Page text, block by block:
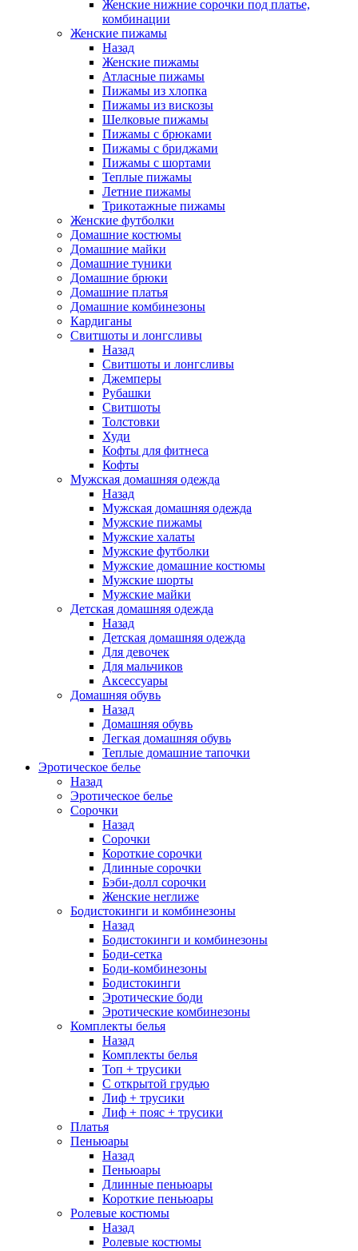
Женские нижние сорочки под платье,
комбинации
Женские пижамы
Назад
Женские пижамы
Атласные пижамы
Пижамы из хлопка
Пижамы из вискозы
Шелковые пижамы
Пижамы с брюками
Пижамы с бриджами
Пижамы с шортами
Теплые пижамы
Летние пижамы
Трикотажные пижамы
Женские футболки
Домашние костюмы
Домашние майки
Домашние туники
Домашние брюки
Домашние платья
Домашние комбинезоны
Кардиганы
Свитшоты и лонгсливы
Назад
Свитшоты и лонгсливы
Джемперы
Рубашки
Свитшоты
Толстовки
Худи
Кофты для фитнеса
Кофты
Мужская домашняя одежда
Назад
Мужская домашняя одежда
Мужские пижамы
Мужские халаты
Мужские футболки
Мужские домашние костюмы
Мужские шорты
Мужские майки
Детская домашняя одежда
Назад
Детская домашняя одежда
Для девочек
Для мальчиков
Аксессуары
Домашняя обувь
Назад
Домашняя обувь
Легкая домашняя обувь
Теплые домашние тапочки
Эротическое белье
Назад
Эротическое белье
Сорочки
Назад
Сорочки
Короткие сорочки
Длинные сорочки
Бэби-долл сорочки
Женские неглиже
Бодистокинги и комбинезоны
Назад
Бодистокинги и комбинезоны
Боди-сетка
Боди-комбинезоны
Бодистокинги
Эротические боди
Эротические комбинезоны
Комплекты белья
Назад
Комплекты белья
Топ + трусики
С открытой грудью
Лиф + трусики
Лиф + пояс + трусики
Платья
Пеньюары
Назад
Пеньюары
Длинные пеньюары
Короткие пеньюары
Ролевые костюмы
Назад
Ролевые костюмы